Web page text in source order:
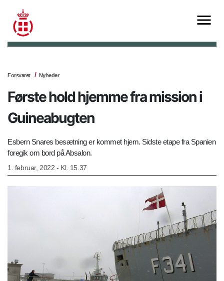
Forsvaret Nyheder
Første hold hjemme fra mission i
Guineabugten
Esbern Snares besætning er kommet hjem. Sidste etape fra Spanien
foregik om bord på Absalon.
1. februar, 2022 - Kl. 15.37